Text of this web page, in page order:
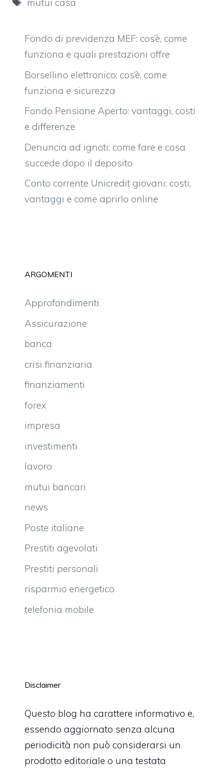
mutui casa
Fondo di previdenza MEF: cos’è, come
funziona e quali prestazioni offre
Borsellino elettronico: cos’è, come
funziona e sicurezza
Fondo Pensione Aperto: vantaggi, costi
e differenze
Denuncia ad ignoti: come fare e cosa
succede dopo il deposito
Conto corrente Unicredit giovani: costi,
vantaggi e come aprirlo online
ARGOMENTI
Approfondimenti
Assicurazione
banca
crisi finanziaria
finanziamenti
forex
impresa
investimenti
lavoro
mutui bancari
news
Poste italiane
Prestiti agevolati
Prestiti personali
risparmio energetico
telefonia mobile
Disclaimer
Questo blog ha carattere informativo e,
essendo aggiornato senza alcuna
periodicità non può considerarsi un
prodotto editoriale o una testata